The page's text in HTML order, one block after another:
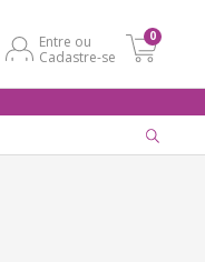
Entre ou
Cadastre-se
0